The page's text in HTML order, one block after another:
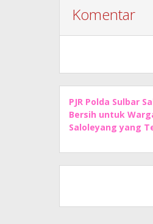
Komentar
PJR Polda Sulbar
Bersih untuk
Saloleyang yang